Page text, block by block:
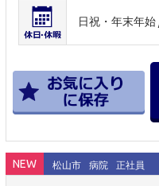
日祝・年末年始
NEW 松山市 病院 正社員